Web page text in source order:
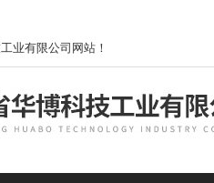
业有限公司网站！